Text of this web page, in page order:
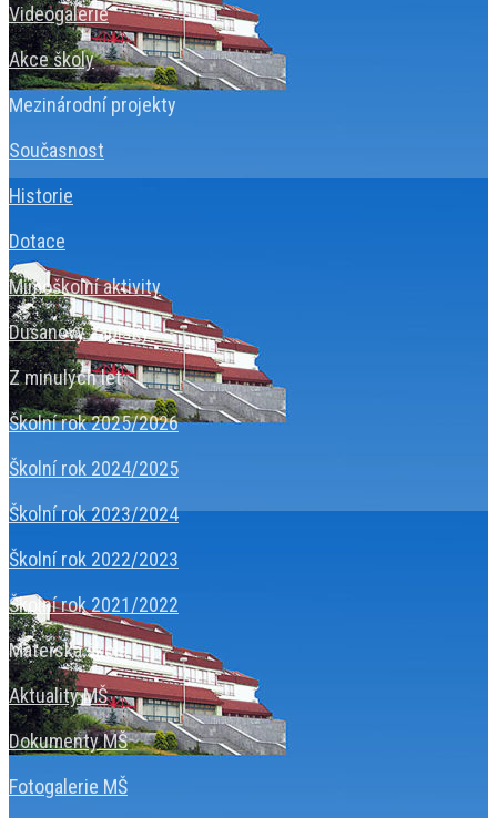
Videogalerie
Akce školy
Mezinárodní projekty
Současnost
Historie
Dotace
Mimoškolní aktivity
Dušanovy zápisky
Z minulých let
Školní rok 2025/2026
Školní rok 2024/2025
Školní rok 2023/2024
Školní rok 2022/2023
Školní rok 2021/2022
Mateřská škola
Aktuality MŠ
Dokumenty MŠ
Fotogalerie MŠ